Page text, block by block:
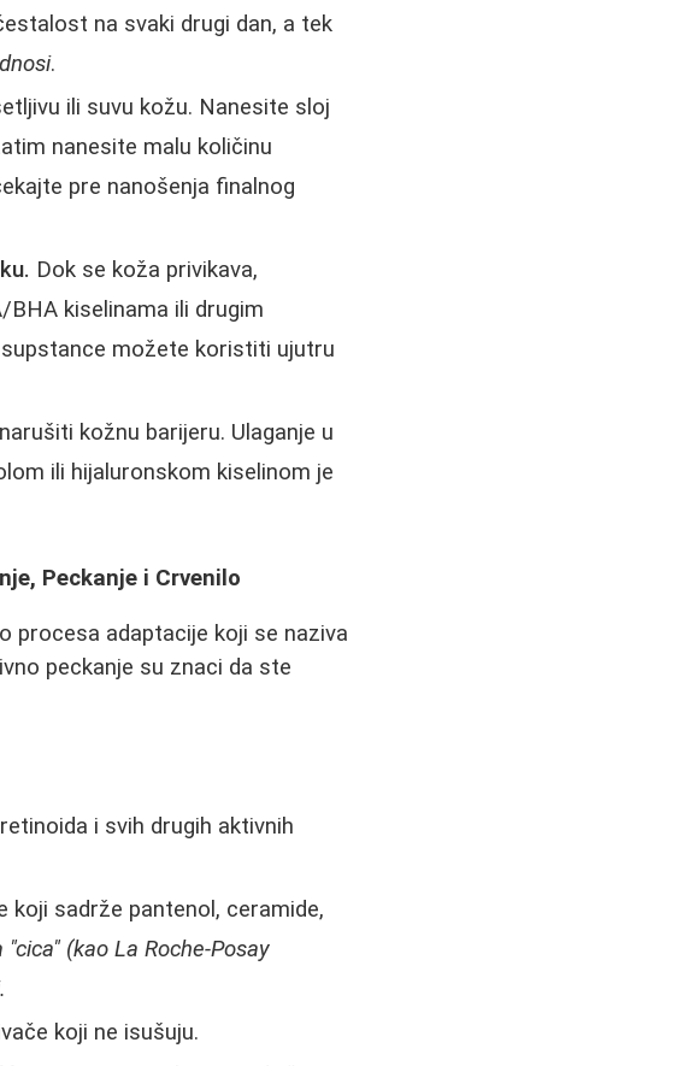
na svaki drugi dan, a tek
.
ili suvu kožu. Nanesite sloj
nanesite malu količinu
pre nanošenja finalnog
Dok se koža privikava,
kiselinama ili drugim
možete koristiti ujutru
kožnu barijeru. Ulaganje u
ili hijaluronskom kiselinom je
Peckanje i Crvenilo
procesa adaptacije koji se naziva
peckanje su znaci da ste
i svih drugih aktivnih
koji sadrže pantenol, ceramide,
(kao La Roche-Posay
koji ne isušuju.